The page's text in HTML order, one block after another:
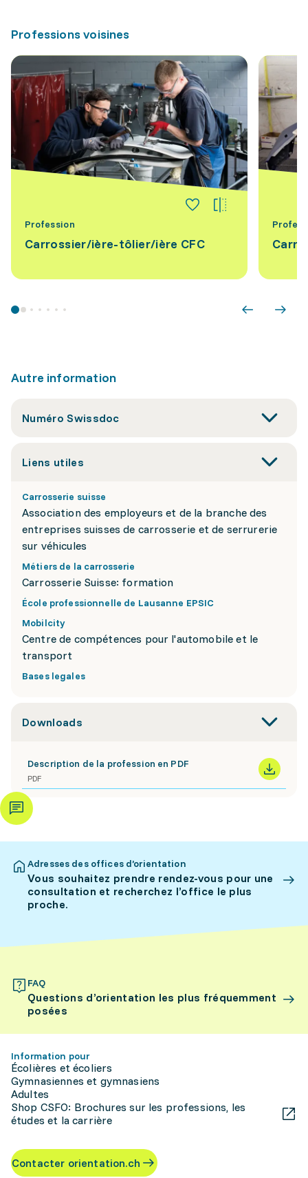
Professions voisines
Profession
Carrossier/ière-tôlier/ière CFC
Autre information
Numéro Swissdoc
Liens utiles
Carrosserie suisse
Association des employeurs et de la branche des
entreprises suisses de carrosserie et de serrurerie
sur véhicules
Métiers de la carrosserie
Carrosserie Suisse: formation
École professionnelle de Lausanne EPSIC
Mobilcity
Centre de compétences pour l'automobile et le
transport
Bases legales
Downloads
Description de la profession en PDF
PDF
Adresses des offices d’orientation
Vous souhaitez prendre rendez-vous pour une
consultation et recherchez l’office le plus
proche.
FAQ
Questions d’orientation les plus fréquemment
posées
Information pour
Écolières et écoliers
Gymnasiennes et gymnasiens
Adultes
Shop CSFO: Brochures sur les professions, les
études et la carrière
Contacter orientation.ch